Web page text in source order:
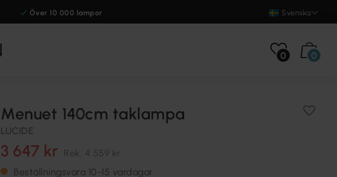
Över 10 000 lampor Svenska
0 0
Menuet 140cm taklampa
LUCIDE
3 647 kr Rek. 4 559 kr
Beställningsvara 10-15 vardagar